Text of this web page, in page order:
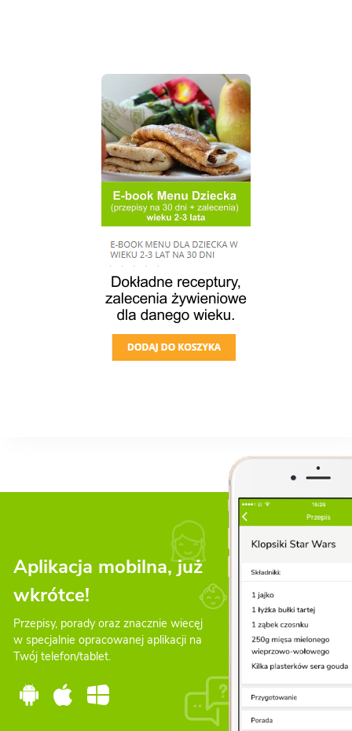
Aplikacja mobilna, już
wkrótce!
Przepisy, porady oraz znacznie wiecęj
w specjalnie opracowanej aplikacji na
Twój telefon/tablet.